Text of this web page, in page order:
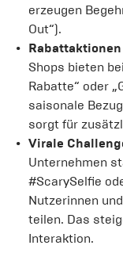
erzeugen
Out“).
Shops bieten
Rabatte“ oder
saisonale
sorgt für
Virale
Unternehmen
#ScarySelfie
Nutzerinnen
teilen. Das
Interaktion.